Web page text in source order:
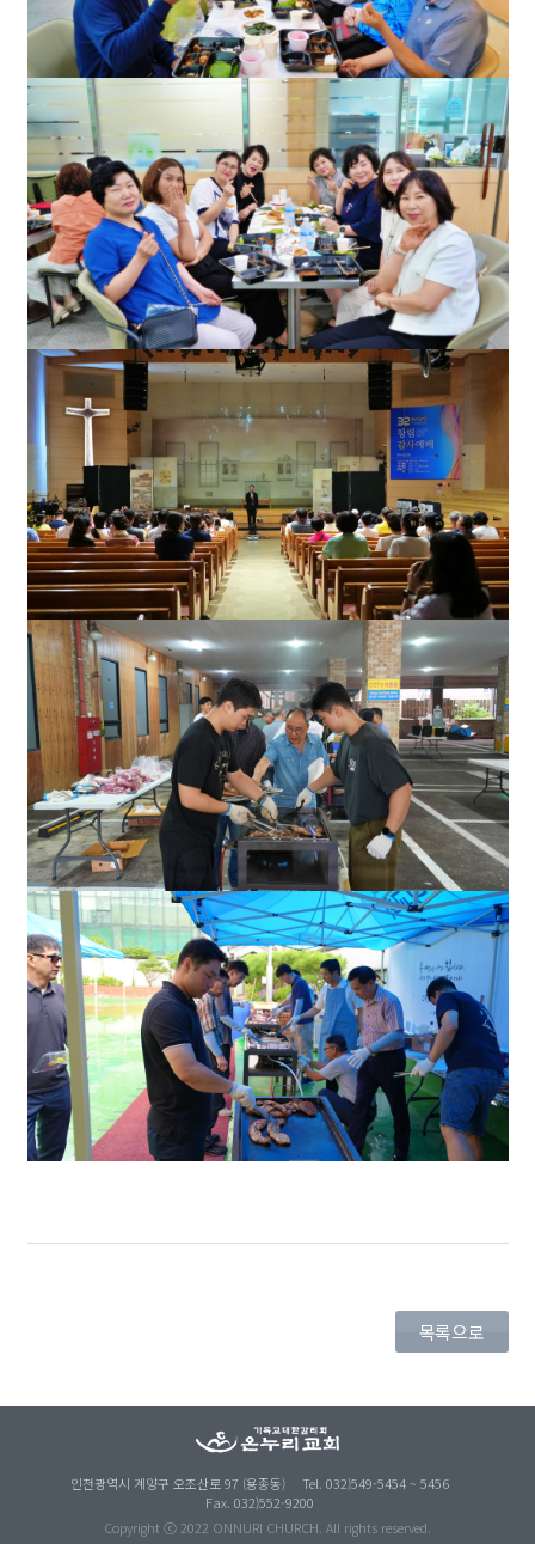
목록으로
인천광역시 계양구 오조산로 97 (용종동)
Tel. 032)549-5454 ~ 5456
Fax. 032)552-9200
Copyright ⓒ 2022 ONNURI CHURCH. All rights reserved.